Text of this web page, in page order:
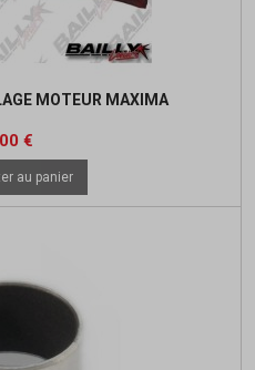
MOTEUR MAXIMA
€
au panier